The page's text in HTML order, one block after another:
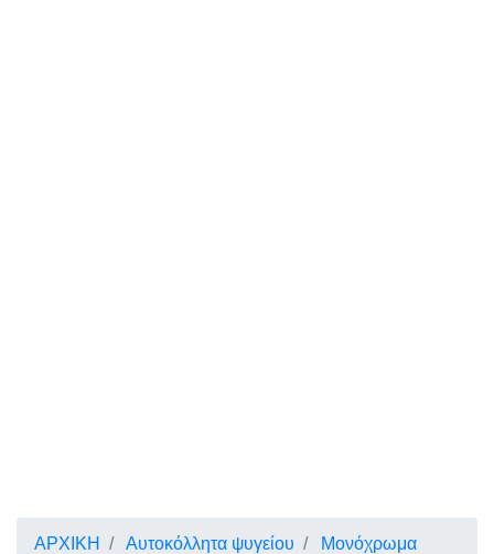
ΑΡΧΙΚΗ Αυτοκόλλητα ψυγείου Μονόχρωμα